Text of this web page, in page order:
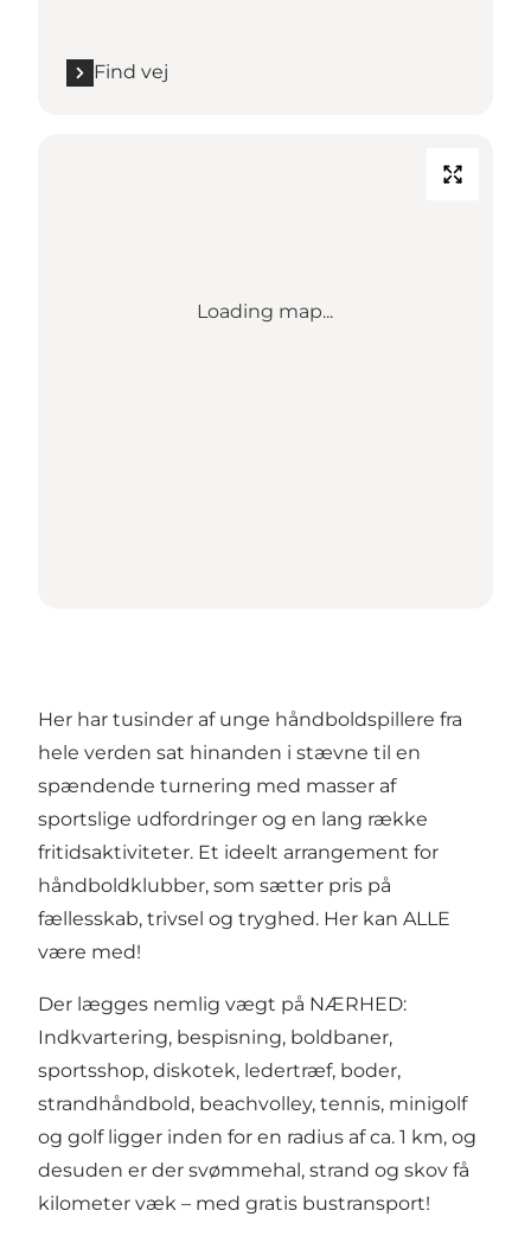
Find vej
Loading map...
Her har tusinder af unge håndboldspillere fra
hele verden sat hinanden i stævne til en
spændende turnering med masser af
sportslige udfordringer og en lang række
fritidsaktiviteter. Et ideelt arrangement for
håndboldklubber, som sætter pris på
fællesskab, trivsel og tryghed. Her kan ALLE
være med!
Der lægges nemlig vægt på NÆRHED:
Indkvartering, bespisning, boldbaner,
sportsshop, diskotek, ledertræf, boder,
strandhåndbold, beachvolley, tennis, minigolf
og golf ligger inden for en radius af ca. 1 km, og
desuden er der svømmehal, strand og skov få
kilometer væk – med gratis bustransport!